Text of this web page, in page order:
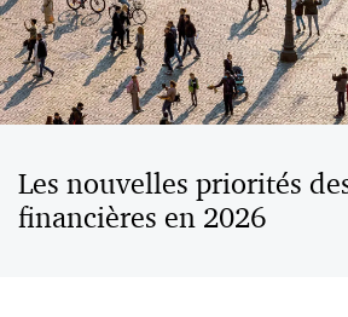
Les nouvelles priorités
financières en 2026